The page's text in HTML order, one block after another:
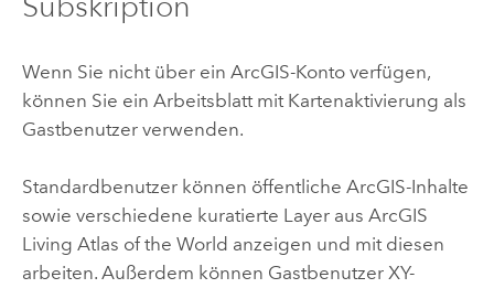
Wenn Sie nicht über ein ArcGIS-Konto verfügen,
können Sie ein Arbeitsblatt mit Kartenaktivierung als
Gastbenutzer verwenden.
Standardbenutzer können öffentliche ArcGIS-Inhalte
sowie verschiedene kuratierte Layer aus ArcGIS
Living Atlas of the World anzeigen und mit diesen
arbeiten. Außerdem können Gastbenutzer XY-